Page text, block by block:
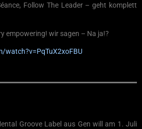
Follow The Leader – geht komplett
empowering! wir sagen – Na ja!?
watch?v=PqTuX2xoFBU
Groove Label aus Gen will am 1. Juli